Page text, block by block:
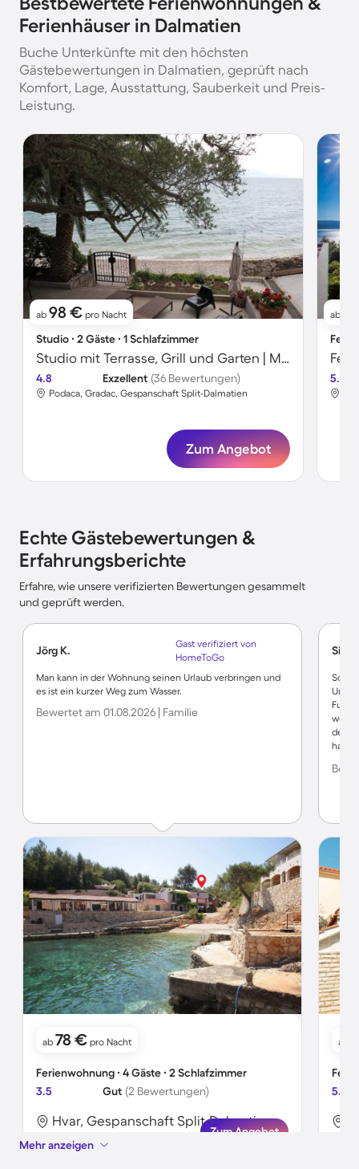
Ferienhäuser in Dalmatien
Buche Unterkünfte mit den höchsten
Gästebewertungen in Dalmatien, geprüft nach
Komfort, Lage, Ausstattung, Sauberkeit und Preis-
Leistung.
ab 98 € pro Nacht
Studio ∙ 2 Gäste ∙ 1 Schlafzimmer
Studio mit Terrasse, Grill und Garten | Meerblick
4.8 Exzellent (36 Bewertungen)
Podaca, Gradac, Gespanschaft Split-Dalmatien
Zum Angebot
ab
5.0
Echte Gästebewertungen &
Erfahrungsberichte
Erfahre, wie unsere verifizierten Bewertungen gesammelt
und geprüft werden.
Jörg K.
Gast verifiziert von
HomeToGo
Man kann in der Wohnung seinen Urlaub verbringen und
es ist ein kurzer Weg zum Wasser.
Bewertet am 01.08.2026 | Familie
ab 78 € pro Nacht
Ferienwohnung ∙ 4 Gäste ∙ 2 Schlafzimmer
3.5
Gut (2 Bewertungen)
Hvar, Gespanschaft Split-Dalmatien, Kroatien
Zum Angebot
des
ab
5.0
Mehr anzeigen